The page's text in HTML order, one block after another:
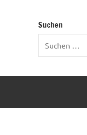
Suchen
Suchen
nach: